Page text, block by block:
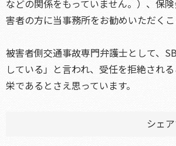
などの関係をもっていません。）、保
害者の方に当事務所をお勧めいただくこ
被害者側交通事故専門弁護士として、
している」と言われ、受任を拒絶され
栄であるとさえ思っています。
シェ